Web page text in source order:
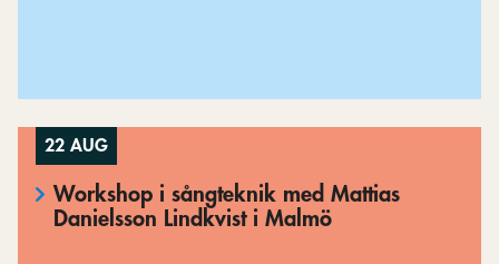
22 AUG
Workshop i sångteknik med Mattias
Danielsson Lindkvist i Malmö